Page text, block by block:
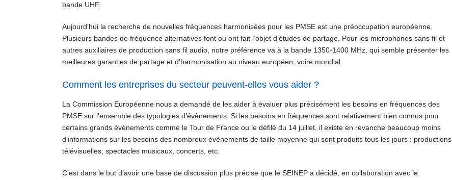
bande UHF.
Aujourd’hui la recherche de nouvelles fréquences harmonisées pour les PMSE est une préoccupation européenne.
Plusieurs bandes de fréquence alternatives font ou ont fait l’objet d’études de partage. Pour les microphones sans fil et
autres auxiliaires de production sans fil audio, notre préférence va à la bande 1350-1400 MHz, qui semble présenter les
meilleures garanties de partage et d’harmonisation au niveau européen, voire mondial.
Comment les entreprises du secteur peuvent-elles vous aider ?
La Commission Européenne nous a demandé de les aider à évaluer plus précisément les besoins en fréquences des
PMSE sur l’ensemble des typologies d’évènements. Si les besoins en fréquences sont relativement bien connus pour
certains grands évènements comme le Tour de France ou le défilé du 14 juillet, il existe en revanche beaucoup moins
d’informations sur les besoins des nombreux évènements de taille moyenne qui sont produits tous les jours : productions
télévisuelles, spectacles musicaux, concerts, etc.
C’est dans le but d’avoir une base de discussion plus précise que le SEINEP a décidé, en collaboration avec le